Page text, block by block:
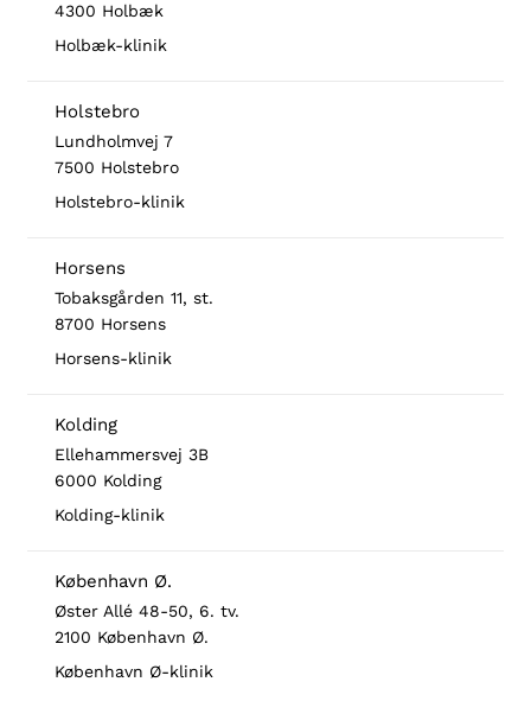
4300 Holbæk
Holbæk-klinik
Holstebro
Lundholmvej 7
7500 Holstebro
Holstebro-klinik
Horsens
Tobaksgården 11, st.
8700 Horsens
Horsens-klinik
Kolding
Ellehammersvej 3B
6000 Kolding
Kolding-klinik
København Ø.
Øster Allé 48-50, 6. tv.
2100 København Ø.
København Ø-klinik